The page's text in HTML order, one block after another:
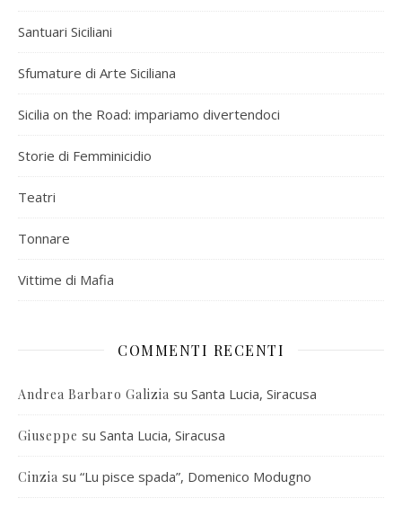
Santuari Siciliani
Sfumature di Arte Siciliana
Sicilia on the Road: impariamo divertendoci
Storie di Femminicidio
Teatri
Tonnare
Vittime di Mafia
COMMENTI RECENTI
Andrea Barbaro Galizia su Santa Lucia, Siracusa
Giuseppe su Santa Lucia, Siracusa
Cinzia su “Lu pisce spada”, Domenico Modugno